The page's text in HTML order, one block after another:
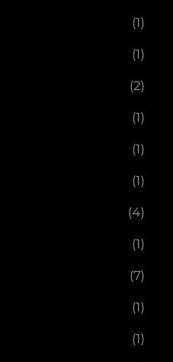
(1)
(1)
(2)
(1)
(1)
(1)
(4)
(1)
(7)
(1)
(1)